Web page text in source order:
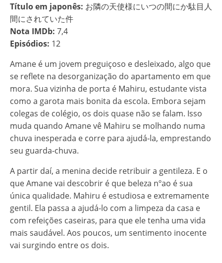
Título em japonês: お隣の天使様にいつの間にか駄目人
間にされていた件
Nota IMDb: 7,4
Episódios: 12
Amane é um jovem preguiçoso e desleixado, algo que
se reflete na desorganização do apartamento em que
mora. Sua vizinha de porta é Mahiru, estudante vista
como a garota mais bonita da escola. Embora sejam
colegas de colégio, os dois quase não se falam. Isso
muda quando Amane vê Mahiru se molhando numa
chuva inesperada e corre para ajudá-la, emprestando
seu guarda-chuva.
A partir daí, a menina decide retribuir a gentileza. E o
que Amane vai descobrir é que beleza nºao é sua
única qualidade. Mahiru é estudiosa e extremamente
gentil. Ela passa a ajudá-lo com a limpeza da casa e
com refeições caseiras, para que ele tenha uma vida
mais saudável. Aos poucos, um sentimento inocente
vai surgindo entre os dois.